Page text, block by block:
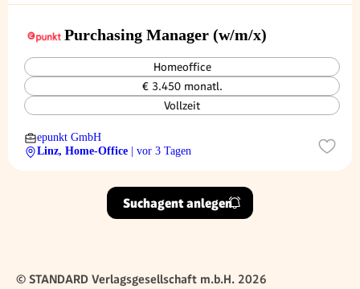
Purchasing Manager (w/m/x)
Homeoffice
€ 3.450 monatl.
Vollzeit
epunkt GmbH
Linz, Home-Office
| vor 3 Tagen
Suchagent anlegen
© STANDARD Verlagsgesellschaft m.b.H. 2026